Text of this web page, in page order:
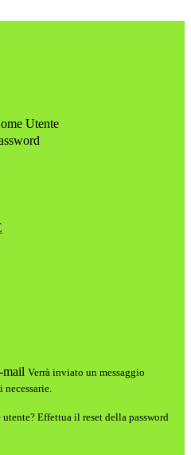
Utente
mail Verrà inviato un messaggio
Effettua il reset della password